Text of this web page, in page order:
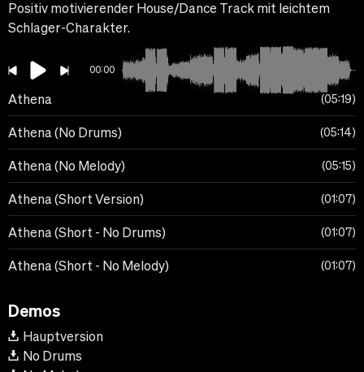
Positiv motivierender House/Dance Track mit leichtem
Schlager-Charakter.
00:00
Athena 05:19
Athena (No Drums) 05:14
Athena (No Melody) 05:15
Athena (Short Version) 01:07
Athena (Short - No Drums) 01:07
Athena (Short - No Melody) 01:07
Demos
Hauptversion
No Drums